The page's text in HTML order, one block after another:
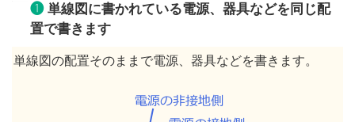
❶ 単線図に書かれている電源、器具などを同じ配
置で書きます
単線図の配置そのままで電源、器具などを書きます。